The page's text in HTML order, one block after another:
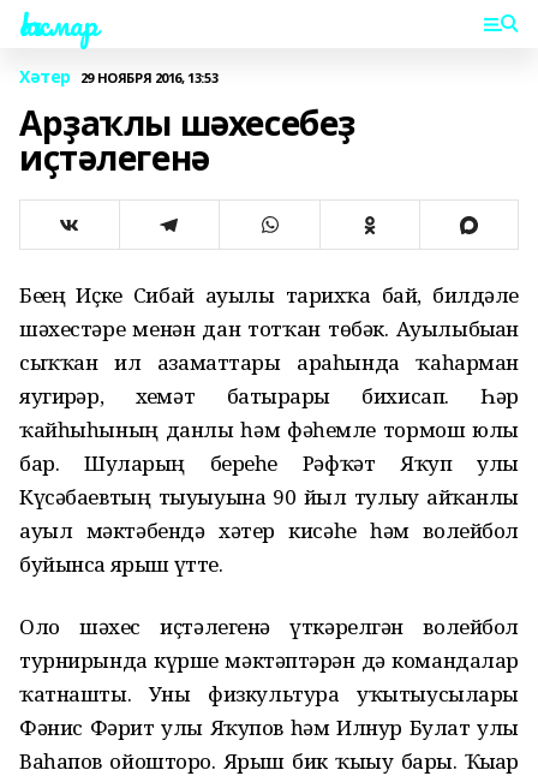
Һаҡмар
Хәтер 29 НОЯБРЯ 2016, 13:53
Арҙаҡлы шәхесебеҙ
иҫтәлегенә
Беҙҙең Иҫке Сибай ауылы тарихҡа бай, билдәле
шәхестәре менән дан тотҡан төбәк. Ауылыбыҙҙан
сыҡҡан ил азаматтары араһында ҡаһарман
яугирҙәр, хеҙмәт батырҙары бихисап. Һәр
ҡайһыһының данлы һәм фәһемле тормош юлы
бар. Шуларҙың береһе Рәфҡәт Яҡуп улы
Күсәбаевтың тыуыуына 90 йыл тулыу айҡанлы
ауыл мәктәбендә хәтер кисәһе һәм волейбол
буйынса ярыш үтте.
Оло шәхес иҫтәлегенә үткәрелгән волейбол
турнирында күрше мәктәптәрҙән дә командалар
ҡатнашты. Уны физкультура уҡытыусылары
Фәнис Фәрит улы Яҡупов һәм Илнур Булат улы
Ваһапов ойошторҙо. Ярыш бик ҡыҙыу барҙы. Ҡыҙҙар